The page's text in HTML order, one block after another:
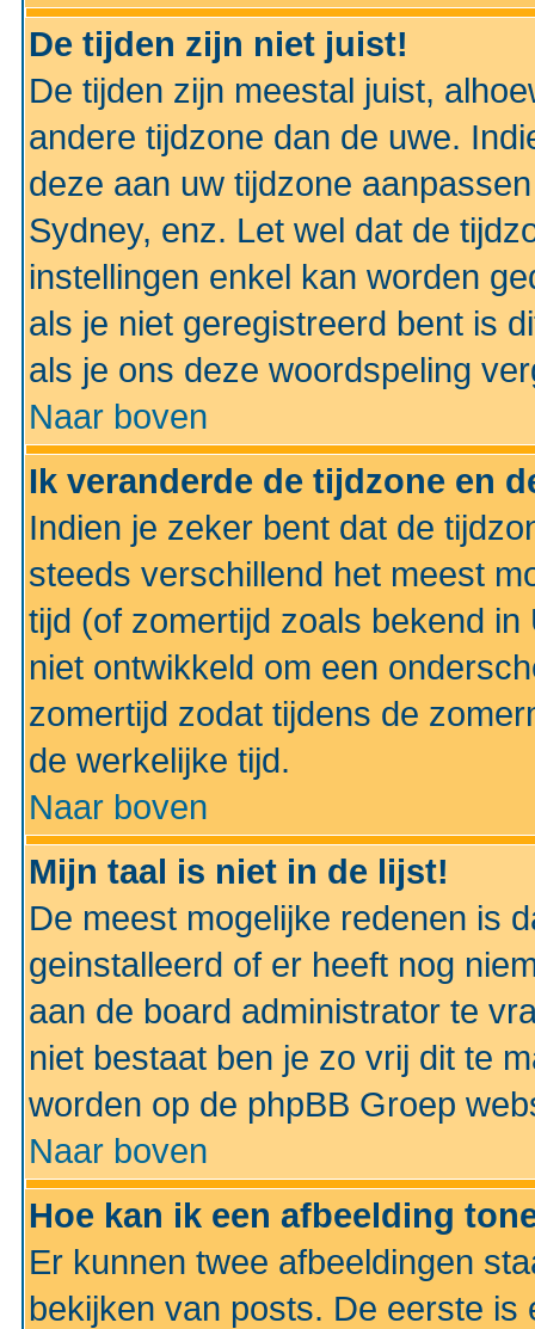
De tijden zijn niet juist!
De tijden zijn meestal juist,
andere tijdzone dan de uwe.
deze aan uw tijdzone
Sydney, enz. Let wel dat de
instellingen enkel kan worden
als je niet geregistreerd bent is
als je ons deze woordspeling
Naar boven
Ik veranderde de tijdzone en
Indien je zeker bent dat de
steeds verschillend het meest
tijd (of zomertijd zoals bekend
niet ontwikkeld om een
zomertijd zodat tijdens de
de werkelijke tijd.
Naar boven
Mijn taal is niet in de lijst!
De meest mogelijke redenen is
geinstalleerd of er heeft nog
aan de board administrator te
niet bestaat ben je zo vrij dit te
worden op de phpBB Groep
Naar boven
Hoe kan ik een afbeelding
Er kunnen twee afbeeldingen
bekijken van posts. De eerste